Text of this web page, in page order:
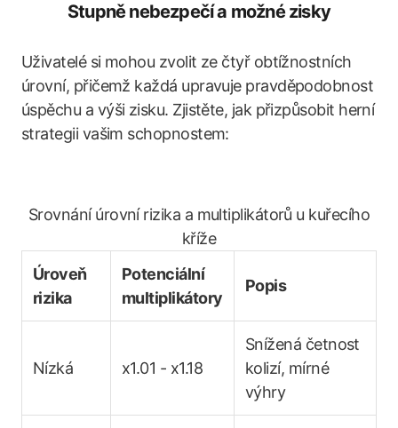
Stupně nebezpečí a možné zisky
Uživatelé si mohou zvolit ze čtyř obtížnostních
úrovní, přičemž každá upravuje pravděpodobnost
úspěchu a výši zisku. Zjistěte, jak přizpůsobit herní
strategii vašim schopnostem:
Srovnání úrovní rizika a multiplikátorů u kuřecího
kříže
Úroveň
rizika
Potenciální
multiplikátory
Popis
Nízká x1.01 - x1.18
Snížená četnost
kolizí, mírné
výhry